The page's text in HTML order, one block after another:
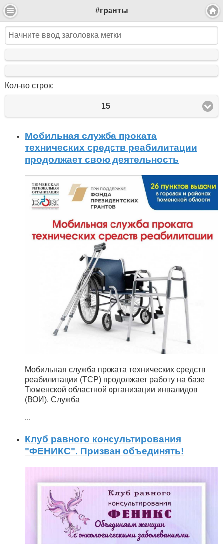
#гранты
Кол-во строк:
15
Мобильная служба проката
технических средств реабилитации
продолжает свою деятельность
Мобильная служба проката технических средств
реабилитации (ТСР) продолжает работу на базе
Тюменской областной организации инвалидов
(ВОИ). Служба
...
Клуб равного консультирования
"ФЕНИКС". Призван объединять!